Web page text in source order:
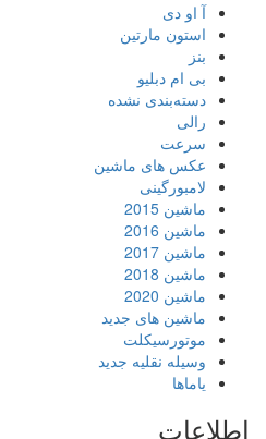
آ او دی
استون مارتین
بنز
بی ام دبلیو
دسته‌بندی نشده
رالی
سرعت
عکس های ماشین
لامبورگینی
ماشین 2015
ماشین 2016
ماشین 2017
ماشین 2018
ماشین 2020
ماشین های جدید
موتورسیکلت
وسیله نقلیه جدید
یاماها
اطلاعات